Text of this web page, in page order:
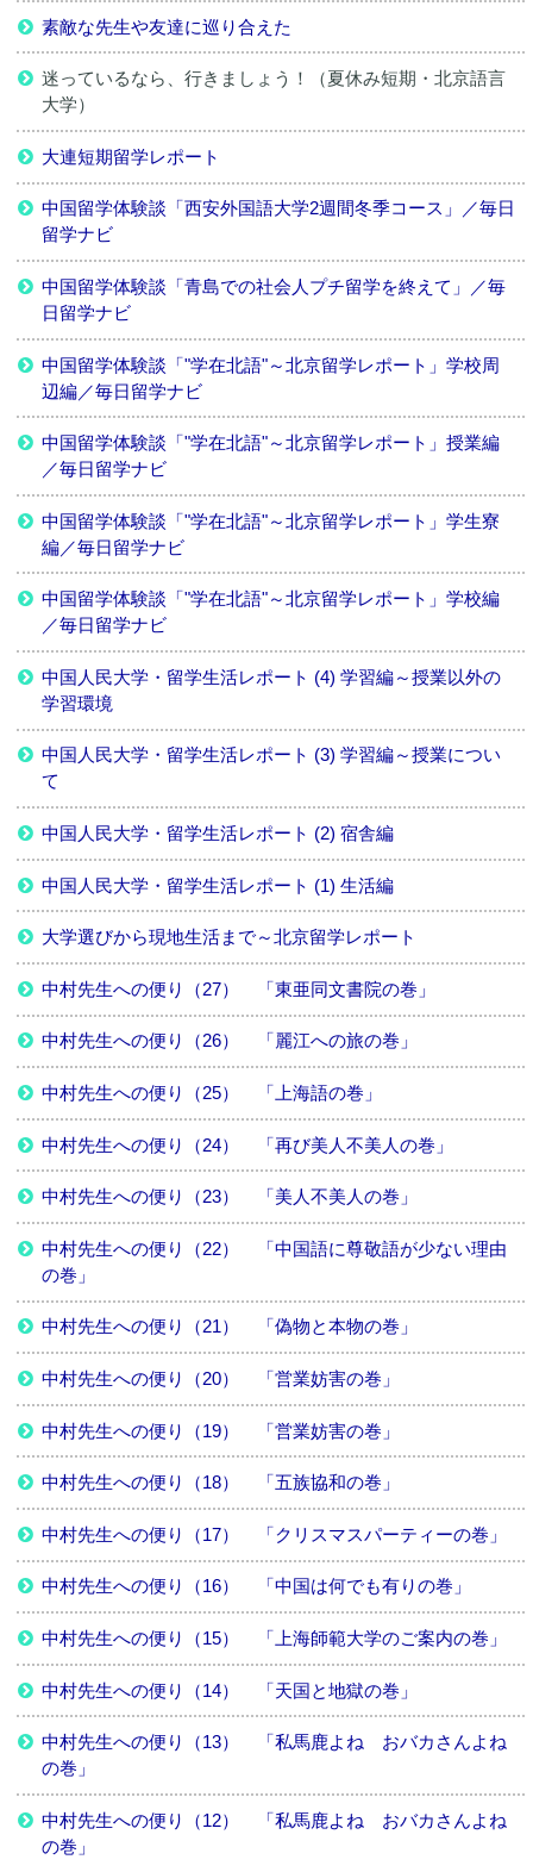
素敵な先生や友達に巡り合えた
迷っているなら、行きましょう！（夏休み短期・北京語言
大学）
大連短期留学レポート
中国留学体験談「西安外国語大学2週間冬季コース」／毎日
留学ナビ
中国留学体験談「青島での社会人プチ留学を終えて」／毎
日留学ナビ
中国留学体験談「"学在北語"～北京留学レポート」学校周
辺編／毎日留学ナビ
中国留学体験談「"学在北語"～北京留学レポート」授業編
／毎日留学ナビ
中国留学体験談「"学在北語"～北京留学レポート」学生寮
編／毎日留学ナビ
中国留学体験談「"学在北語"～北京留学レポート」学校編
／毎日留学ナビ
中国人民大学・留学生活レポート (4) 学習編～授業以外の
学習環境
中国人民大学・留学生活レポート (3) 学習編～授業につい
て
中国人民大学・留学生活レポート (2) 宿舎編
中国人民大学・留学生活レポート (1) 生活編
大学選びから現地生活まで～北京留学レポート
中村先生への便り（27） 「東亜同文書院の巻」
中村先生への便り（26） 「麗江への旅の巻」
中村先生への便り（25） 「上海語の巻」
中村先生への便り（24） 「再び美人不美人の巻」
中村先生への便り（23） 「美人不美人の巻」
中村先生への便り（22） 「中国語に尊敬語が少ない理由
の巻」
中村先生への便り（21） 「偽物と本物の巻」
中村先生への便り（20） 「営業妨害の巻」
中村先生への便り（19） 「営業妨害の巻」
中村先生への便り（18） 「五族協和の巻」
中村先生への便り（17） 「クリスマスパーティーの巻」
中村先生への便り（16） 「中国は何でも有りの巻」
中村先生への便り（15） 「上海師範大学のご案内の巻」
中村先生への便り（14） 「天国と地獄の巻」
中村先生への便り（13） 「私馬鹿よね おバカさんよね
の巻」
中村先生への便り（12） 「私馬鹿よね おバカさんよね
の巻」